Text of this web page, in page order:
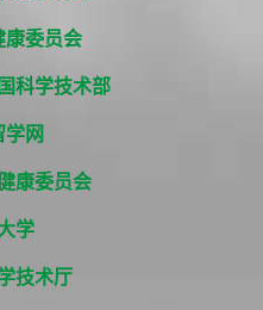
康委员会
科学技术部
学网
康委员会
学
技术厅